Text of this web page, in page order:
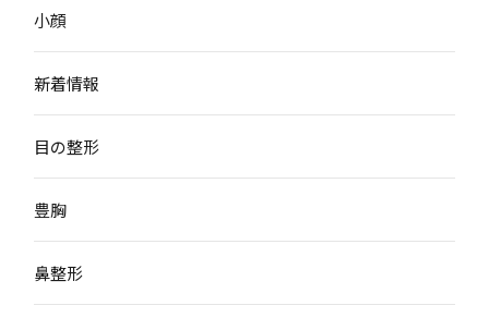
小顔
新着情報
目の整形
豊胸
鼻整形